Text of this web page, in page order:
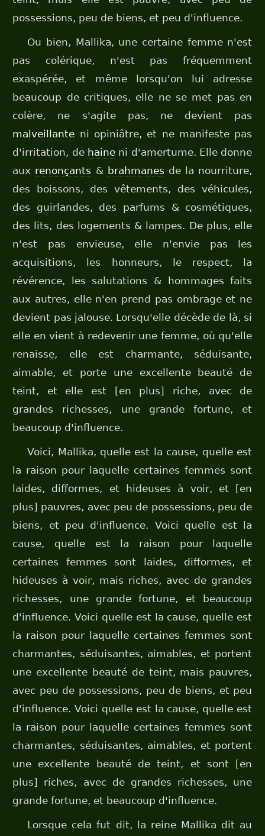
possessions, peu de biens, et peu d'influence.
Ou bien, Mallika, une certaine femme n'est
pas colérique, n'est pas fréquemment
exaspérée, et même lorsqu'on lui adresse
beaucoup de critiques, elle ne se met pas en
colère, ne s'agite pas, ne devient pas
malveillante ni opiniâtre, et ne manifeste pas
d'irritation, de haineni d'amertume. Elle donne
aux renonçants & brahmanes de la nourriture,
des boissons, des vêtements, des véhicules,
des guirlandes, des parfums & cosmétiques,
des lits, des logements & lampes. De plus, elle
n'est pas envieuse, elle n'envie pas les
acquisitions, les honneurs, le respect, la
révérence, les salutations & hommages faits
aux autres, elle n'en prend pas ombrage et ne
devient pas jalouse. Lorsqu'elle décède de là, si
elle en vient à redevenir une femme, où qu'elle
renaisse, elle est charmante, séduisante,
aimable, et porte une excellente beauté de
teint, et elle est [en plus] riche, avec de
grandes richesses, une grande fortune, et
beaucoup d'influence.
Voici, Mallika, quelle est la cause, quelle est
la raison pour laquelle certaines femmes sont
laides, difformes, et hideuses à voir, et [en
plus] pauvres, avec peu de possessions, peu de
biens, et peu d'influence. Voici quelle est la
cause, quelle est la raison pour laquelle
certaines femmes sont laides, difformes, et
hideuses à voir, mais riches, avec de grandes
richesses, une grande fortune, et beaucoup
d'influence. Voici quelle est la cause, quelle est
la raison pour laquelle certaines femmes sont
charmantes, séduisantes, aimables, et portent
une excellente beauté de teint, mais pauvres,
avec peu de possessions, peu de biens, et peu
d'influence. Voici quelle est la cause, quelle est
la raison pour laquelle certaines femmes sont
charmantes, séduisantes, aimables, et portent
une excellente beauté de teint, et sont [en
plus] riches, avec de grandes richesses, une
grande fortune, et beaucoup d'influence.
Lorsque cela fut dit, la reine Mallika dit au